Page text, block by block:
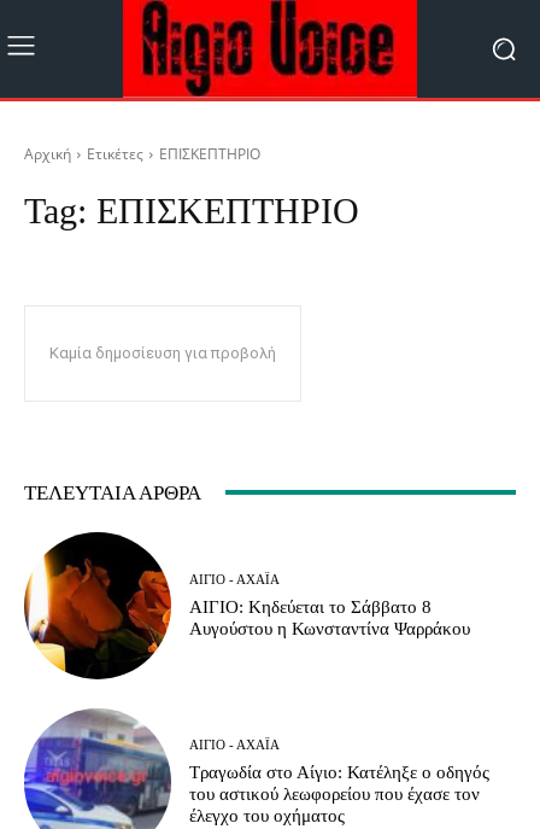
Αρχική Ετικέτες ΕΠΙΣΚΕΠΤΗΡΙΟ
Tag: ΕΠΙΣΚΕΠΤΗΡΙΟ
Καμία δημοσίευση για προβολή
ΤΕΛΕΥΤΑΊΑ ΆΡΘΡΑ
ΑΊΓΙΟ - ΑΧΑΪ́Α
ΑΙΓΙΟ: Κηδεύεται το Σάββατο 8
Αυγούστου η Κωνσταντίνα Ψαρράκου
ΑΊΓΙΟ - ΑΧΑΪ́Α
Τραγωδία στο Αίγιο: Κατέληξε ο οδηγός
του αστικού λεωφορείου που έχασε τον
έλεγχο του οχήματος